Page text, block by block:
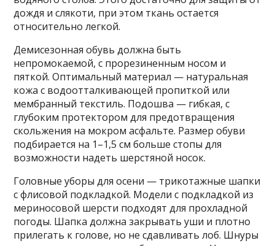
дождя и слякоти, при этом ткань остается
относительно легкой.
Демисезонная обувь должна быть
непромокаемой, с прорезиненным носом и
пяткой. Оптимальный материал — натуральная
кожа с водоотталкивающей пропиткой или
мембранный текстиль. Подошва — гибкая, с
глубоким протектором для предотвращения
скольжения на мокром асфальте. Размер обуви
подбирается на 1–1,5 см больше стопы для
возможности надеть шерстяной носок.
Головные уборы для осени — трикотажные шапки
с флисовой подкладкой. Модели с подкладкой из
мериносовой шерсти подходят для прохладной
погоды. Шапка должна закрывать уши и плотно
прилегать к голове, но не сдавливать лоб. Шнуры